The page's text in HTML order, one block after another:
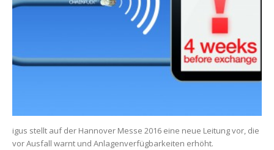
igus stellt auf der Hannover Messe 2016 eine neue Leitung vor, die
vor Ausfall warnt und Anlagenverfügbarkeiten erhöht.